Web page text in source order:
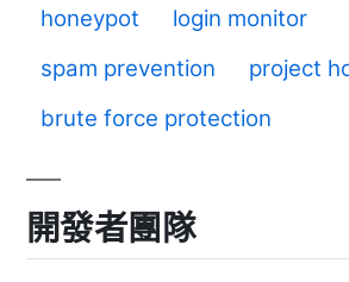
honeypot
login monitor
spam prevention
project
brute force protection
開發者團隊